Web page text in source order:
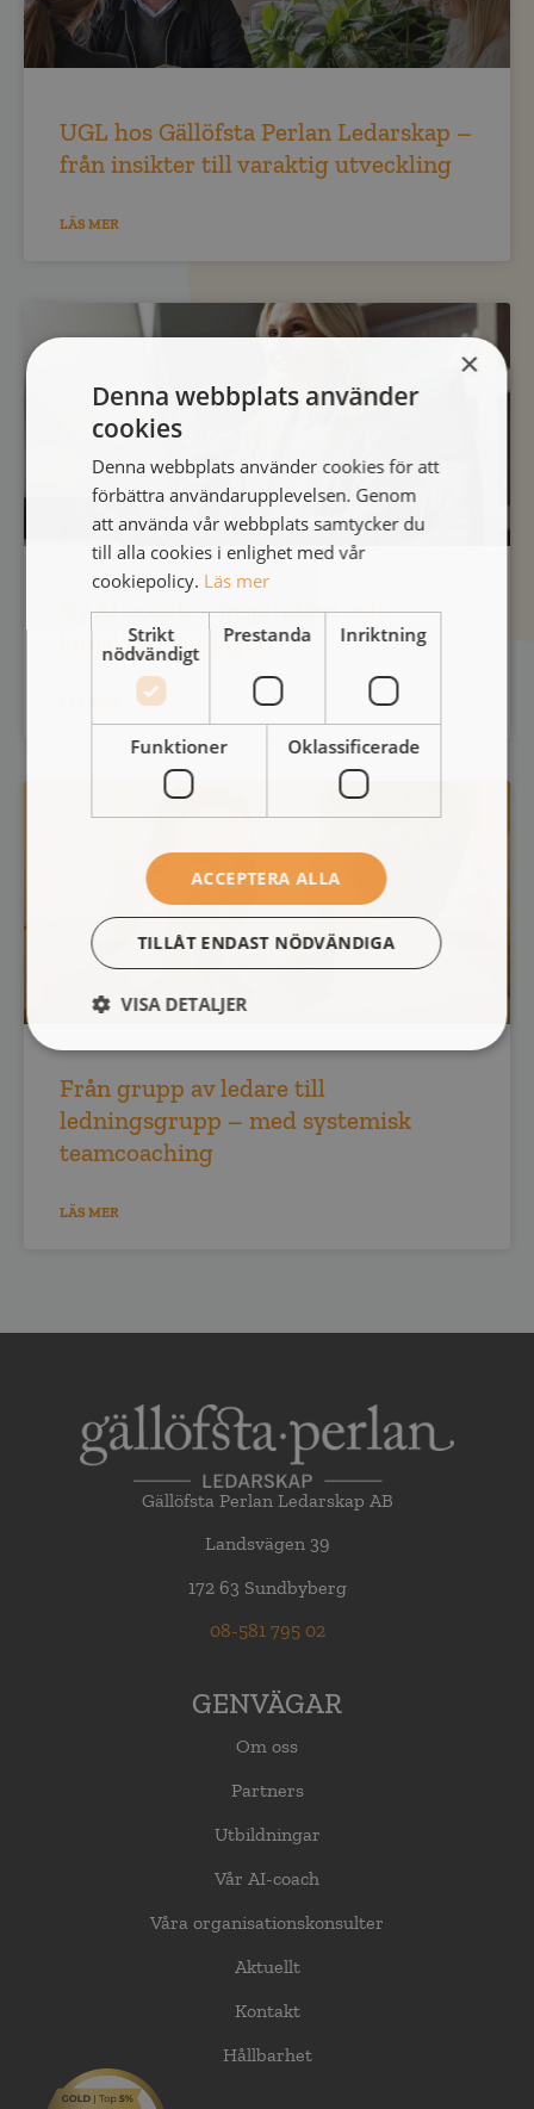
UGL hos Gällöfsta Perlan Ledarskap –
från insikter till varaktig utveckling
LÄS MER
Ny AI-coach – inspiration och
kunskap i vardagen
Från grupp av ledare till
ledningsgrupp – med systemisk
teamcoaching
LÄS MER
Gällöfsta Perlan Ledarskap AB
Landsvägen 39
172 63 Sundbyberg
08-581 795 02
GENVÄGAR
Om oss
Partners
Utbildningar
Vår AI-coach
Våra organisationskonsulter
Aktuellt
Kontakt
Hållbarhet
×
Denna webbplats använder
cookies
Denna webbplats använder cookies för att
förbättra användarupplevelsen. Genom
att använda vår webbplats samtycker du
till alla cookies i enlighet med vår
cookiepolicy. Läs mer
Strikt
nödvändigt
Prestanda Inriktning
Funktioner Oklassificerade
ACCEPTERA ALLA
TILLÅT ENDAST NÖDVÄNDIGA
VISA DETALJER